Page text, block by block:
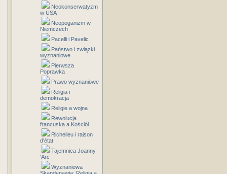
Neokonserwatyzm
w USA
Neopoganizm w
Niemczech
Pacelli i Pavelic
Państwo i związki
wyznaniowe
Pierwsza
Poprawka
Prawo wyznaniowe
Religia i
demokracja
Religie a wojna
Rewolucja
francuska a Kościół
Richelieu i raison
d'état
Tajemnica Joanny
'Arc
Wyznaniowa